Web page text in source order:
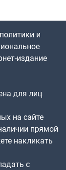
и
издание
для лиц
на сайте
прямой
накликать
с